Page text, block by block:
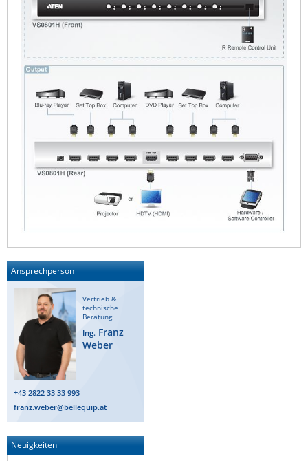
Westermo
Yuasa
ZPE Systems
News zu unseren Herstellern
Ansprechperson
Vertrieb &
technische
Beratung
Ing. Franz
Weber
+43 2822 33 33 993
franz.weber@bellequip.at
Neuigkeiten